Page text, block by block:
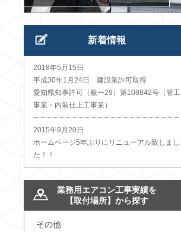
新着情報
2018年5月15日
平成30年1月24日 建設業許可取得
愛知県知事許可（般ー29）第108842号（管工
事業・内装仕上工事業）
2015年9月20日
ホームページ5年ぶりにリニューアル致しまし
た！！
業務用エアコン工事実績を
【取付場所】から探す
その他